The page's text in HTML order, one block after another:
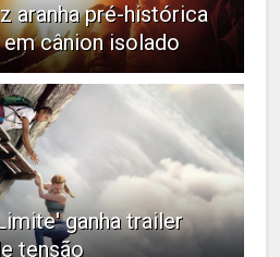
aranha pré-histórica
cânion isolado
ganha trailer
tensão